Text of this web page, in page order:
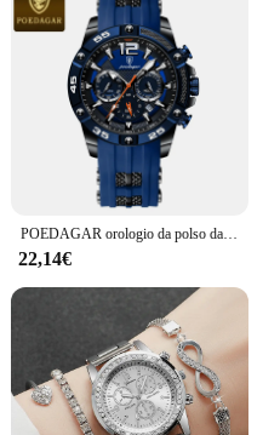
POEDAGAR orologio da polso da uomo di lusso cronografo sportivo impermeabile con data luminosa orologi per uomo orologio Casual da uomo in Silicone al quarzo Reloj
22,14€